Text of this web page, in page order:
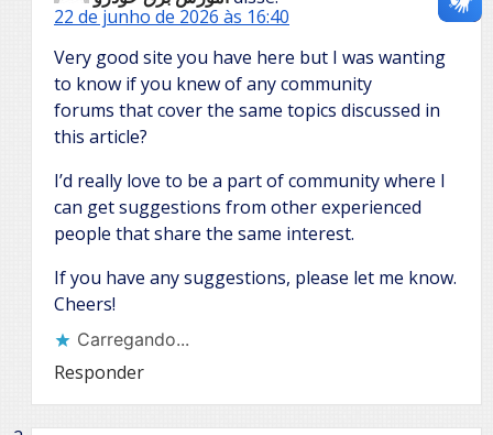
22 de junho de 2026 às 16:40
Very good site you have here but I was wanting
to know if you knew of any community
forums that cover the same topics discussed in
this article?
I’d really love to be a part of community where I
can get suggestions from other experienced
people that share the same interest.
If you have any suggestions, please let me know.
Cheers!
Carregando...
Responder